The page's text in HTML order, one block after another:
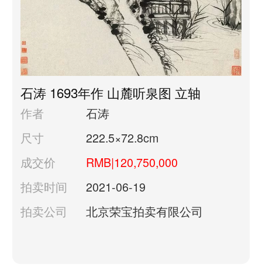
石涛 1693年作 山麓听泉图 立轴
作者
石涛
尺寸
222.5×72.8cm
成交价
RMB|120,750,000
拍卖时间
2021-06-19
拍卖公司
北京荣宝拍卖有限公司